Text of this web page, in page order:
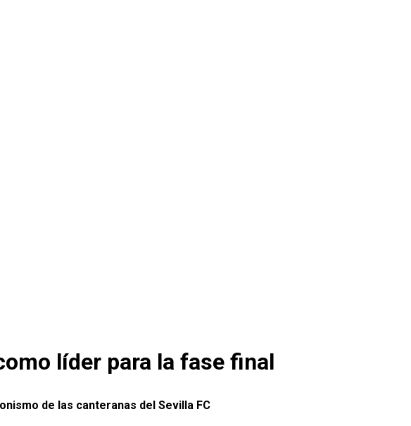
líder para la fase final
de las canteranas del Sevilla FC